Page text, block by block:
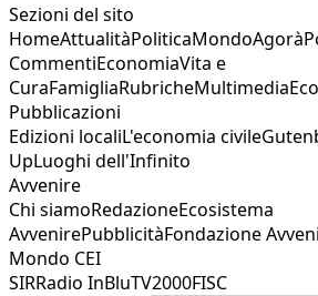
Sezioni del sito
HomeAttualitàPoliticaMondoAgorà
CommentiEconomiaVita e
CuraFamigliaRubricheMultimedia
Pubblicazioni
Edizioni localiL'economia civile
UpLuoghi dell'Infinito
Avvenire
Chi siamoRedazioneEcosistema
AvvenirePubblicitàFondazione
Mondo CEI
SIRRadio InBluTV2000FISC